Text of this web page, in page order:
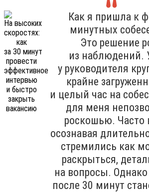
Как я пришла к
минутных
Это решение
из наблюдений.
у руководителя
крайне
и целый час на
для меня
роскошью. Часто
осознавая
стремились как
раскрыться,
на вопросы. Однако
после 30 минут